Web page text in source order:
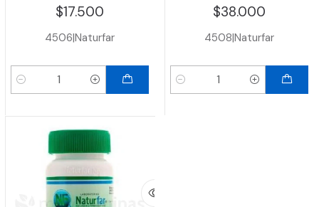
$17.500
4506|Naturfar
Cantidad
$38.000
4508|Naturfar
Cantidad